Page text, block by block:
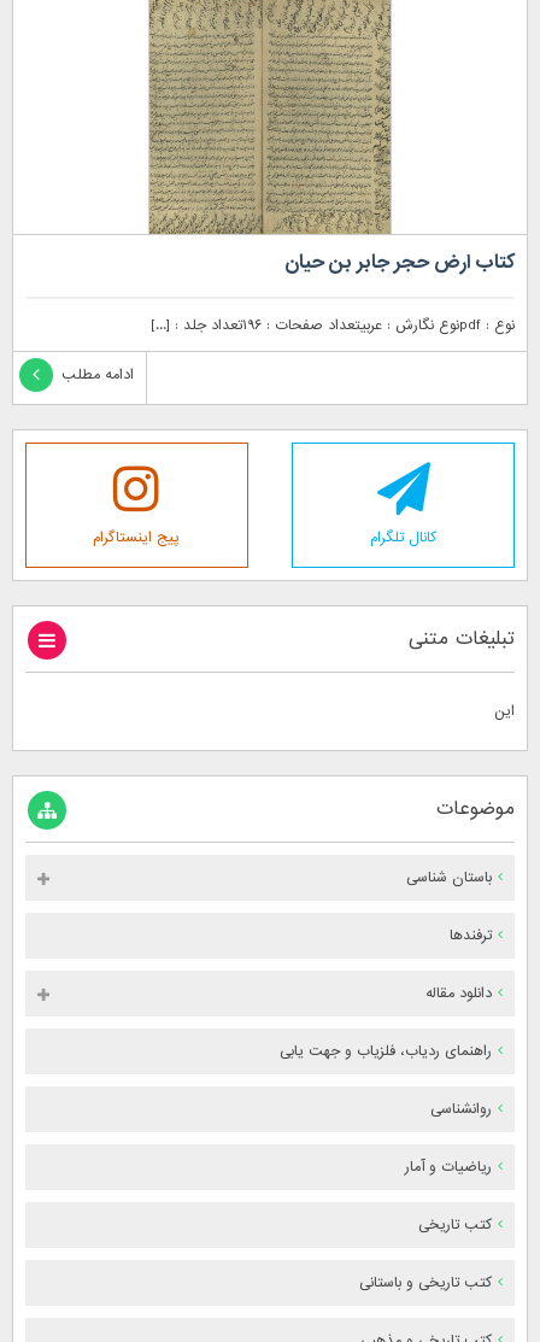
کتاب ارض حجر جابر بن حیان
نوع : pdfنوع نگارش : عربیتعداد صفحات : ۱۹۶تعداد جلد : [...]
ادامه مطلب
کانال تلگرام پیج اینستاگرام
تبلیغات متنی
این
موضوعات
باستان شناسی
ترفندها
دانلود مقاله
راهنمای ردیاب، فلزیاب و جهت یابی
روانشناسی
ریاضیات و آمار
کتب تاریخی
کتب تاریخی و باستانی